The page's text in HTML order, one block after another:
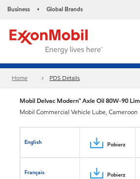
Business • Global Brands
Home PDS Details
Mobil Delvac Modern™ Axle Oil 80W-90
Mobil Commercial Vehicle Lube, Cameroon
English Pobierz
Français Pobierz